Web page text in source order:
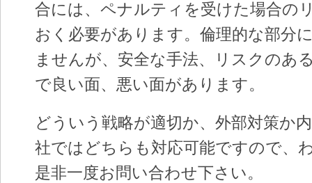
合には、ペナルティを受けた場合の
おく必要があります。倫理的な部分
ませんが、安全な手法、リスクのあ
で良い面、悪い面があります。
どういう戦略が適切か、外部対策か
社ではどちらも対応可能ですので、
是非一度お問い合わせ下さい。